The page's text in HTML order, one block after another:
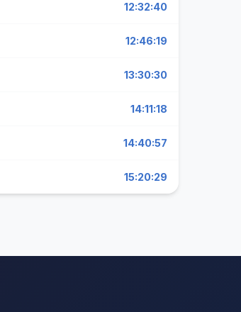
12:32:40
12:46:19
13:30:30
14:11:18
14:40:57
15:20:29